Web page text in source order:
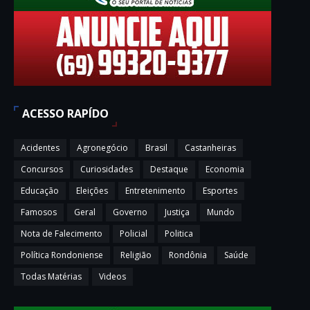
ACESSO RAPÍDO
Acidentes Agronegócio Brasil
Castanheiras
Concursos
Curiosidades Destaque
Economia
Educação
Eleições Entretenimento
Esportes
Famosos
Geral Governo Justiça
Mundo
Nota de Falecimento
Policial
Politica
Política Rondoniense
Religião Rondônia
Saúde
Todas Matérias
Videos